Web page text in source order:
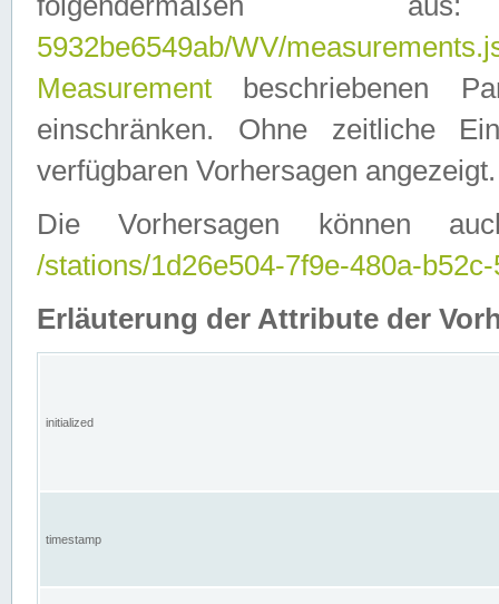
5932be6549ab/WV/
Measurement beschriebenen
einschränken. Ohne zeitliche
verfügbaren Vorhersagen angezeigt.
Die Vorhersagen können
/stations/1d26e504-7f9e-480a-
Erläuterung der Attribute der
initialized
timestamp